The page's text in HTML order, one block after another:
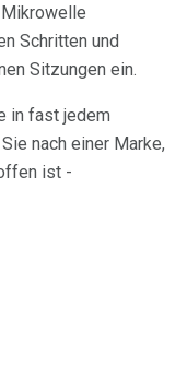
Schritten und
Sitzungen ein.
in fast jedem
nach einer Marke,
ist -